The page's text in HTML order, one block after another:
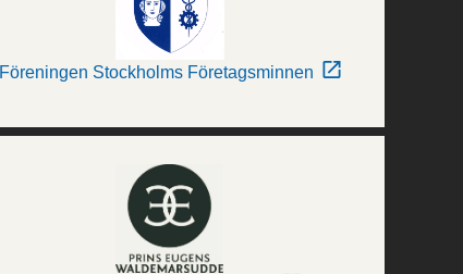
Föreningen Stockholms Företagsminnen